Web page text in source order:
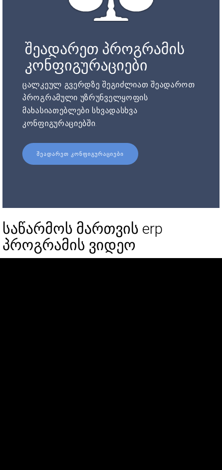
შეადარეთ პროგრამის
კონფიგურაციები
ცალკეულ გვერდზე შეგიძლიათ შეადაროთ
პროგრამული უზრუნველყოფის
მახასიათებლები სხვადასხვა
კონფიგურაციებში.
ᲨᲔᲐᲓᲐᲠᲔᲗ ᲙᲝᲜᲤᲘᲒᲣᲠᲐᲪᲘᲔᲑᲘ
საწარმოს მართვის erp
პროგრამის ვიდეო